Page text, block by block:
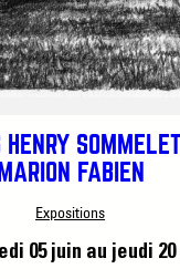
HENRY
MARION FABIEN
Expositions
05 juin au jeudi